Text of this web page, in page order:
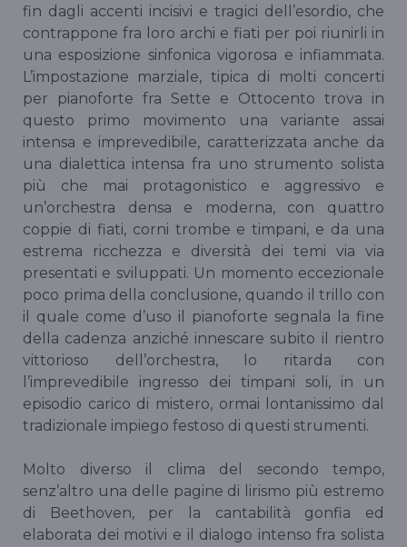
fin dagli accenti incisivi e tragici dell’esordio, che
contrappone fra loro archi e fiati per poi riunirli in
una esposizione sinfonica vigorosa e infiammata.
L’impostazione marziale, tipica di molti concerti
per pianoforte fra Sette e Ottocento trova in
questo primo movimento una variante assai
intensa e imprevedibile, caratterizzata anche da
una dialettica intensa fra uno strumento solista
più che mai protagonistico e aggressivo e
un’orchestra densa e moderna, con quattro
coppie di fiati, corni trombe e timpani, e da una
estrema ricchezza e diversità dei temi via via
presentati e sviluppati. Un momento eccezionale
poco prima della conclusione, quando il trillo con
il quale come d’uso il pianoforte segnala la fine
della cadenza anziché innescare subito il rientro
vittorioso dell’orchestra, lo ritarda con
l’imprevedibile ingresso dei timpani soli, in un
episodio carico di mistero, ormai lontanissimo dal
tradizionale impiego festoso di questi strumenti.
Molto diverso il clima del secondo tempo,
senz’altro una delle pagine di lirismo più estremo
di Beethoven, per la cantabilità gonfia ed
elaborata dei motivi e il dialogo intenso fra solista